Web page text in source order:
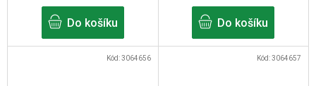
Do košíku Do košíku
Kód:3064656 Kód:3064657